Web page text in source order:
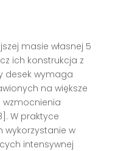
masie własnej 5
ich konstrukcja z
desek wymaga
na większe
W praktyce
wykorzystanie w
intensywnej